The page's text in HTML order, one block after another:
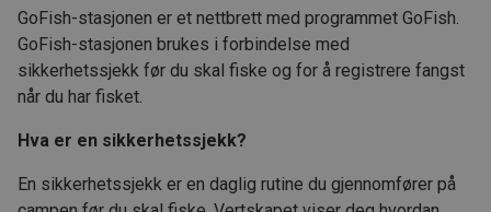
GoFish-stasjonen er et nettbrett med programmet GoFish.
GoFish-stasjonen brukes i forbindelse med
sikkerhetssjekk før du skal fiske og for å registrere fangst
når du har fisket.
Hva er en sikkerhetssjekk?
En sikkerhetssjekk er en daglig rutine du gjennomfører på